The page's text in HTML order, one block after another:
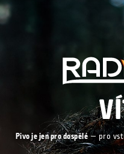
Pivo je jen pro dospělé— pro